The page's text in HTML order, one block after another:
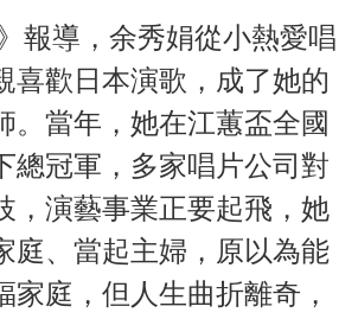
報導，余秀娟從小熱愛唱
喜歡日本演歌，成了她的
。當年，她在江蕙盃全國
總冠軍，多家唱片公司對
，演藝事業正要起飛，她
庭、當起主婦，原以為能
家庭，但人生曲折離奇，